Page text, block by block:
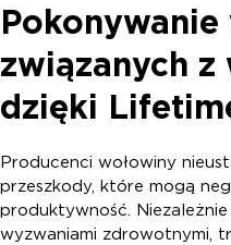
Pokonywanie
związanych z
dzięki
Producenci wołowiny
przeszkody, które mogą
produktywność.
wyzwaniami zdrowotnymi,